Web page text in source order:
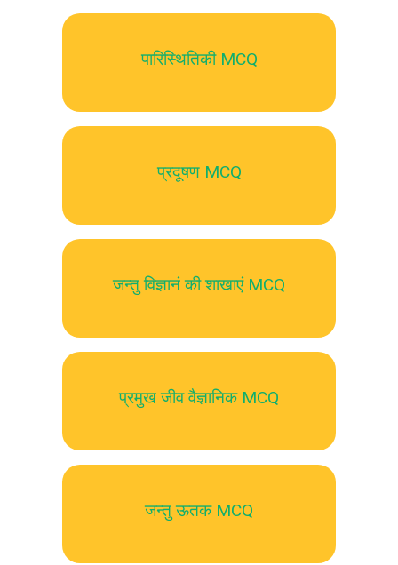
पारिस्थितिकी MCQ
प्रदूषण MCQ
जन्तु विज्ञानं की शाखाएं MCQ
प्रमुख जीव वैज्ञानिक MCQ
जन्तु ऊतक MCQ